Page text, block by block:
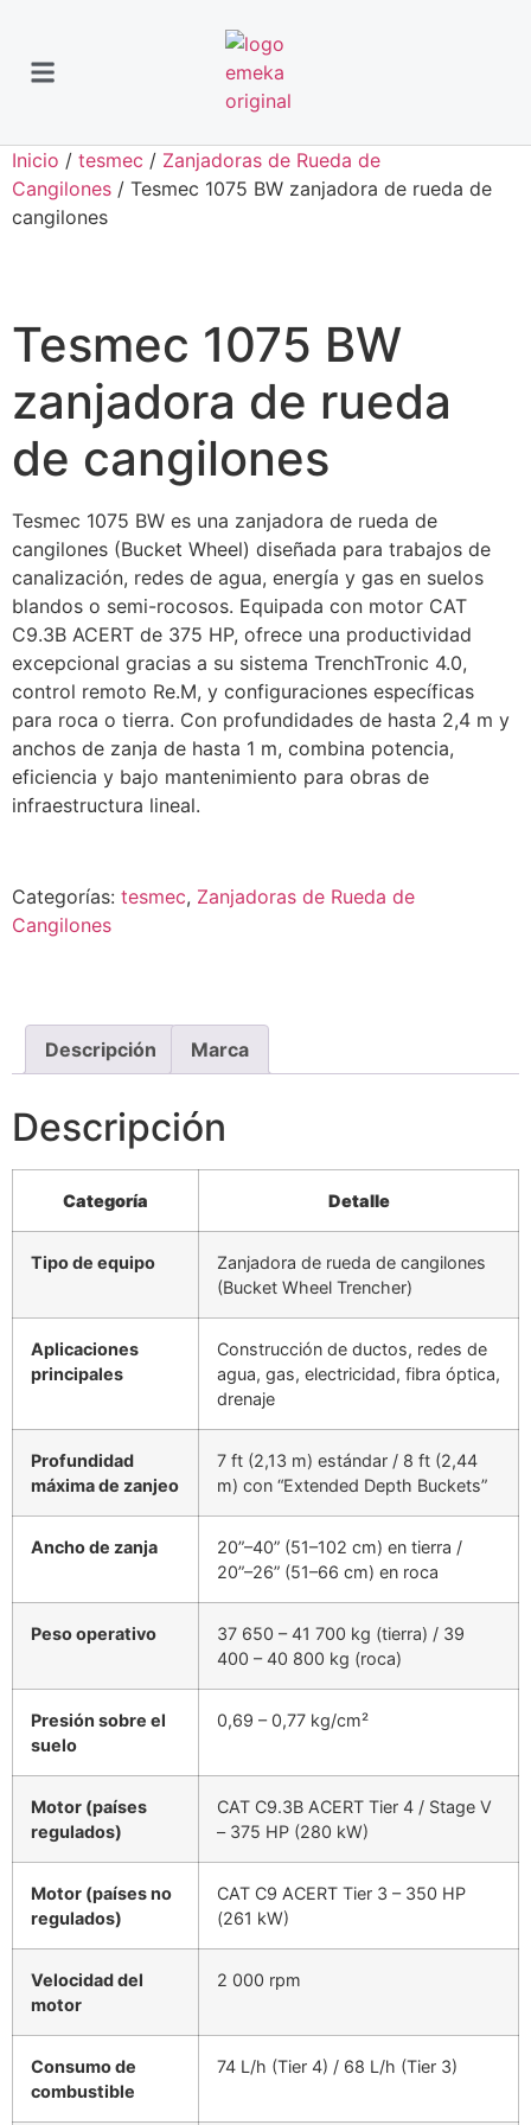
Inicio / tesmec / Zanjadoras de Rueda de
Cangilones / Tesmec 1075 BW zanjadora de rueda de
cangilones
Tesmec 1075 BW
zanjadora de rueda
de cangilones
Tesmec 1075 BW es una zanjadora de rueda de
cangilones (Bucket Wheel) diseñada para trabajos de
canalización, redes de agua, energía y gas en suelos
blandos o semi-rocosos. Equipada con motor CAT
C9.3B ACERT de 375 HP, ofrece una productividad
excepcional gracias a su sistema TrenchTronic 4.0,
control remoto Re.M, y configuraciones específicas
para roca o tierra. Con profundidades de hasta 2,4 m y
anchos de zanja de hasta 1 m, combina potencia,
eficiencia y bajo mantenimiento para obras de
infraestructura lineal.
Categorías: tesmec, Zanjadoras de Rueda de
Cangilones
Descripción Marca
Descripción
Categoría Detalle
Tipo de equipo
Zanjadora de rueda de cangilones
(Bucket Wheel Trencher)
Aplicaciones
principales
Construcción de ductos, redes de
agua, gas, electricidad, fibra óptica,
drenaje
Profundidad
máxima de zanjeo
7 ft (2,13 m) estándar / 8 ft (2,44
m) con “Extended Depth Buckets”
Ancho de zanja
20”–40” (51–102 cm) en tierra /
20”–26” (51–66 cm) en roca
Peso operativo
37 650 – 41 700 kg (tierra) / 39
400 – 40 800 kg (roca)
Presión sobre el
suelo
0,69 – 0,77 kg/cm²
Motor (países
regulados)
CAT C9.3B ACERT Tier 4 / Stage V
– 375 HP (280 kW)
Motor (países no
regulados)
CAT C9 ACERT Tier 3 – 350 HP
(261 kW)
Velocidad del
motor
2 000 rpm
Consumo de
combustible
74 L/h (Tier 4) / 68 L/h (Tier 3)